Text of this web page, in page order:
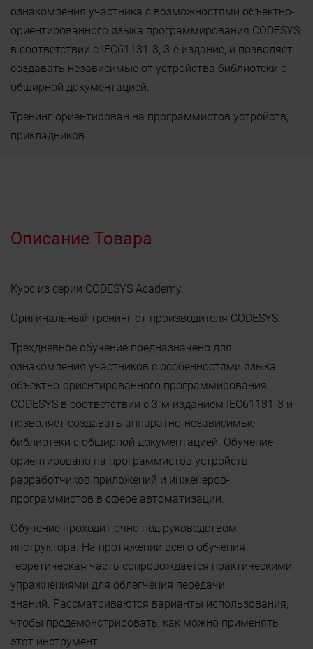
ознакомления участника с возможностями объектно-
ориентированного языка программирования CODESYS
в соответствии с IEC61131-3, 3-е издание, и позволяет
создавать независимые от устройства библиотеки с
обширной документацией.
Тренинг ориентирован на программистов устройств,
прикладников
Описание Товара
Курс из серии CODESYS Academy.
Оригинальный тренинг от производителя CODESYS.
Трехдневное обучение предназначено для
ознакомления участников с особенностями языка
объектно-ориентированного программирования
CODESYS в соответствии с 3-м изданием IEC61131-3 и
позволяет создавать аппаратно-независимые
библиотеки с обширной документацией. Обучение
ориентировано на программистов устройств,
разработчиков приложений и инженеров-
программистов в сфере автоматизации.
Обучение проходит очно под руководством
инструктора. На протяжении всего обучения
теоретическая часть сопровождается практическими
упражнениями для облегчения передачи
знаний. Рассматриваются варианты использования,
чтобы продемонстрировать, как можно применять
этот инструмент.